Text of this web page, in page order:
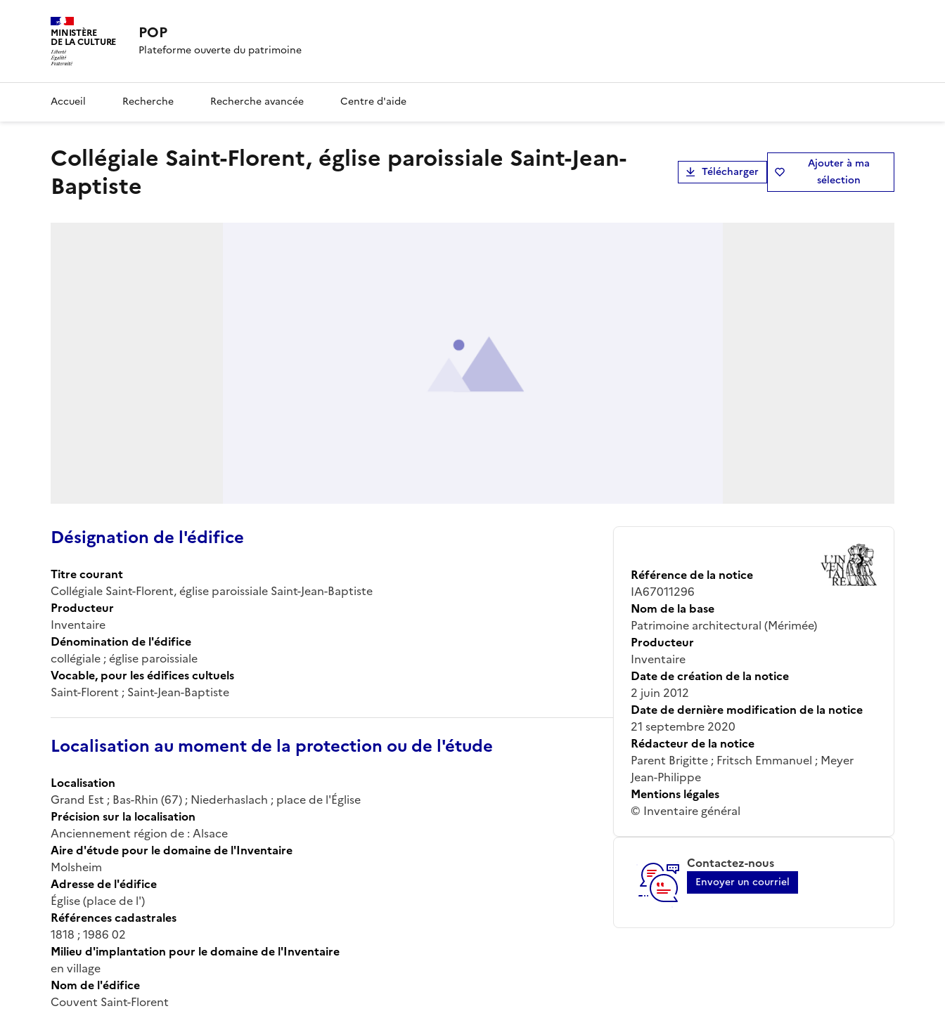
MINISTÈRE
DE LA CULTURE POP
Plateforme ouverte du patrimoine
Accueil Recherche Recherche avancée Centre d'aide
Collégiale Saint-Florent, église paroissiale Saint-Jean-
Baptiste
Télécharger
Ajouter à ma
sélection
Désignation de l'édifice
Titre courant
Collégiale Saint-Florent, église paroissiale Saint-Jean-Baptiste
Producteur
Inventaire
Dénomination de l'édifice
collégiale ; église paroissiale
Vocable, pour les édifices cultuels
Saint-Florent ; Saint-Jean-Baptiste
Localisation au moment de la protection ou de l'étude
Localisation
Grand Est ; Bas-Rhin (67) ; Niederhaslach ; place de l'Église
Précision sur la localisation
Anciennement région de : Alsace
Aire d'étude pour le domaine de l'Inventaire
Molsheim
Adresse de l'édifice
Église (place de l')
Références cadastrales
1818 ; 1986 02
Milieu d'implantation pour le domaine de l'Inventaire
en village
Nom de l'édifice
Couvent Saint-Florent
Référence de la notice
IA67011296
Nom de la base
Patrimoine architectural (Mérimée)
Producteur
Inventaire
Date de création de la notice
2 juin 2012
Date de dernière modification de la notice
21 septembre 2020
Rédacteur de la notice
Parent Brigitte ; Fritsch Emmanuel ; Meyer
Jean-Philippe
Mentions légales
© Inventaire général
Contactez-nous
Envoyer un courriel